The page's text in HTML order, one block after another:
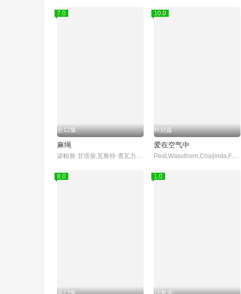
7.0
全12集
麻绳
诺帕努·甘塔柴,瓦鲁特·查瓦力朱吉翁,纳塔奇·司隶朋通,提迪瓦·立帕拉赛,萨曼莎·梅兰妮·蔻兹,帕琳恩·查恩玛浓,Bosston,Suphadach,Wilairat,帕西特·本朋沙瓦
10.0
特别篇
爱在空气中
Peat,Wasuthorn,Chaijinda,Fort,Thitipong,Sengngai,Boss,Chaikamon,Sermsongwittaya,Noeul,Nuttarat,Tangwai,Act,Tanachai,Kulcharoentanachot,奇萨努蓬·邦马尼,James,Pongsapak,Rachaporn,Chai,Supakit,Puth,Chaya,Seng,S
8.0 1.0